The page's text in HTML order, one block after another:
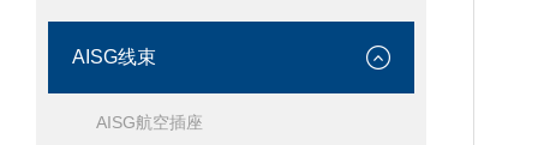
AISG线束
AISG航空插座